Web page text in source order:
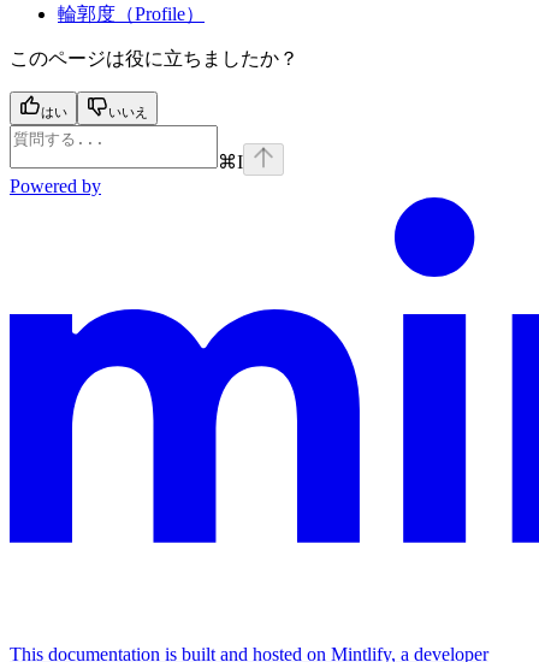
輪郭度（Profile）
このページは役に立ちましたか？
はい いいえ
⌘I
Powered by
This documentation is built and hosted on Mintlify, a developer